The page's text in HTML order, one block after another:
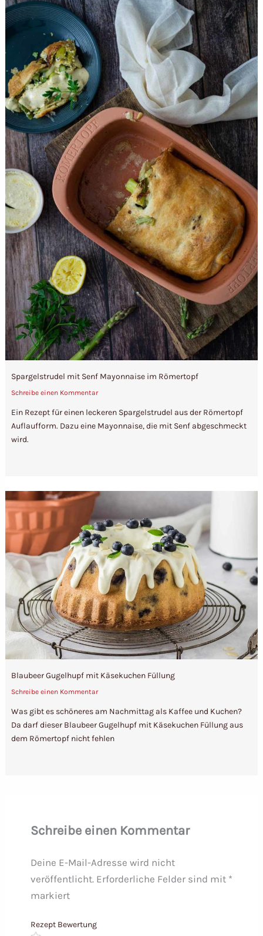
Spargelstrudel mit Senf Mayonnaise im Römertopf
Schreibe einen Kommentar
Ein Rezept für einen leckeren Spargelstrudel aus der Römertopf
Auflaufform. Dazu eine Mayonnaise, die mit Senf abgeschmeckt
wird.
Blaubeer Gugelhupf mit Käsekuchen Füllung
Schreibe einen Kommentar
Was gibt es schöneres am Nachmittag als Kaffee und Kuchen?
Da darf dieser Blaubeer Gugelhupf mit Käsekuchen Füllung aus
dem Römertopf nicht fehlen
Schreibe einen Kommentar
Deine E-Mail-Adresse wird nicht
veröffentlicht. Erforderliche Felder sind mit *
markiert
Rezept Bewertung